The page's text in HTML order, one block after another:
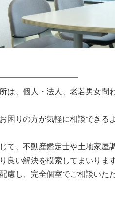
は、個人・法人、老若男女問
困りの方が気軽に相談できる
て、不動産鑑定士や土地家屋
良い解決を模索してまいります
慮し、完全個室でご相談いた